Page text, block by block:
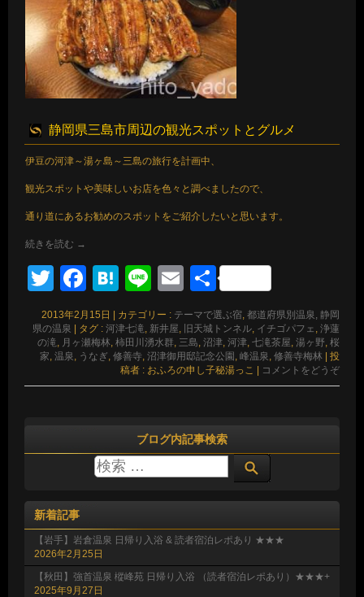
静岡県三島市周辺の観光スポットとグルメ
伊豆の河津～湯ヶ島～三島の旅行を計画中、
観光スポットや美味しいお店を色々と調べましたので、
通り道にあるお勧めのスポットをご紹介したいと思います。
続きを読む →
TwitterFacebook
Hatena
LineEmail
共
有
2013年2月15日 | カテゴリー : テーマで選ぶ宿, 都道府県別温泉, 静岡
県の温泉 | タグ : 河津七滝, 新井屋, 旧天城トンネル, イチゴパフェ , 浄蓮
の滝, 月ヶ瀬梅林, 柿田川湧水群, 三島, 沼津, 河津, 七滝茶屋, 湯ヶ野, 桜
家, 温泉, うなぎ, 修善寺, 沼津御用邸記念公園, 峰温泉, 修善寺梅林 | 投
稿者 : おふろの申し子秘湯っこ | コメントをどうぞ
ブログ内記事検索
新着記事
【岩手】岩倉温泉 日帰り入浴 & 読者宿泊レポあり ★★★
2026年2月25日
【秋田】強首温泉 樅峰苑 日帰り入浴 （読者宿泊レポあり）★★★+
2025年9月27日